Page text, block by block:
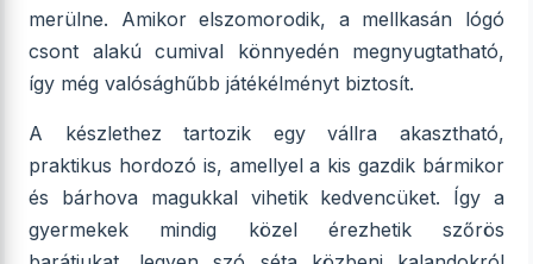
merülne. Amikor elszomorodik, a mellkasán lógó
csont alakú cumival könnyedén megnyugtatható,
így még valósághűbb játékélményt biztosít.
A készlethez tartozik egy vállra akasztható,
praktikus hordozó is, amellyel a kis gazdik bármikor
és bárhova magukkal vihetik kedvencüket. Így a
gyermekek mindig közel érezhetik szőrös